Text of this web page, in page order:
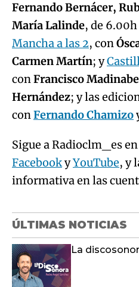
Fernando Bernácer,
María Lalinde, de
Mancha a las 2, con
Carmen Martín; y
conFrancisco
Hernández; y las
conFernando Chamizo
Sigue a Radioclm_es en
FacebookyYouTube, y
informativa en las
ÚLTIMAS NOTICIAS
La